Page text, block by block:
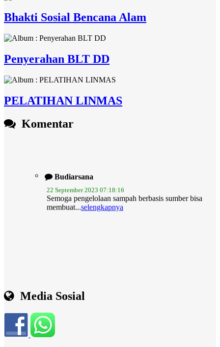
Bhakti Sosial Bencana Alam
Penyerahan BLT DD
PELATIHAN LINMAS
Komentar
22 September 2023 07:18:16
Semoga pengelolaan sampah berbasis sumber bisa
membuat...selengkapnya
Media Sosial